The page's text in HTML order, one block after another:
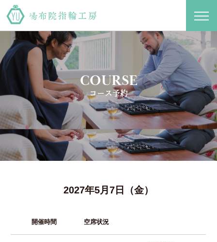
COURSE
コース予約
2027年5月7日（金）
開催時間 空席状況